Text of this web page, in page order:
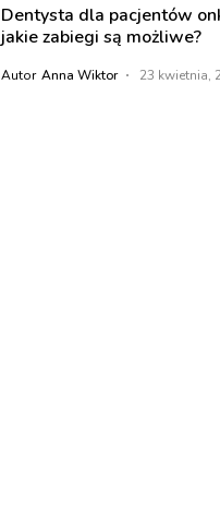
Dentysta dla pacjentów
jakie zabiegi są możliwe?
Autor Anna Wiktor 23 kwietnia,